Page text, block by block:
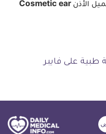
عملية تجميل الأذن Cosmetic ear
ديلي